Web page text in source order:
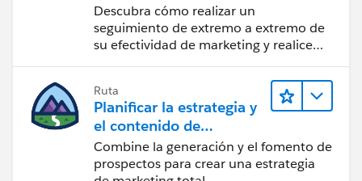
Descubra cómo realizar un
seguimiento de extremo a extremo de
su efectividad de marketing y realice
Ruta
Planificar la estrategia y
el contenido de
marketing con
Marketing Cloud
Combine la generación y el fomento de
prospectos para crear una estrategia